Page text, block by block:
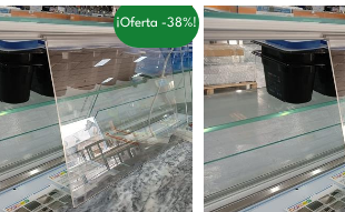
¡Oferta -38%!
El
precio
original
168,00 €.
El
precio
actual
es:
104,00 €.
El
precio
original
era:
224,00